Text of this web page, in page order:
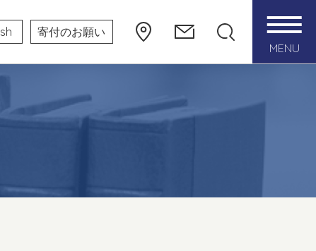
寄付のお願い
MENU